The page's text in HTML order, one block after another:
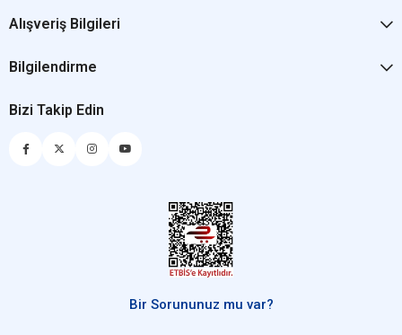
Alışveriş Bilgileri
Bilgilendirme
Bizi Takip Edin
Bir Sorununuz mu var?